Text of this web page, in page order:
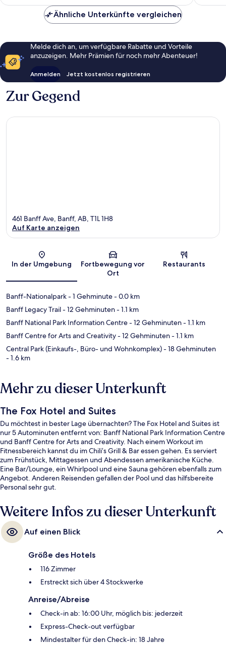
Ähnliche Unterkünfte vergleichen
Melde dich an, um verfügbare Rabatte und Vorteile
anzuzeigen. Mehr Prämien für noch mehr Abenteuer!
Anmelden Jetzt kostenlos registrieren
Zur Gegend
Karte
461 Banff Ave, Banff, AB, T1L 1H8
Auf Karte anzeigen
In der Umgebung
Fortbewegung vor
Ort
Restaurants
Banff-Nationalpark- 1 Gehminute- 0.0 km
Banff Legacy Trail- 12 Gehminuten- 1.1 km
Banff National Park Information Centre- 12 Gehminuten- 1.1 km
Banff Centre for Arts and Creativity- 12 Gehminuten- 1.1 km
Central Park (Einkaufs-, Büro- und Wohnkomplex)- 18 Gehminuten
- 1.6 km
Mehr zu dieser Unterkunft
The Fox Hotel and Suites
Du möchtest in bester Lage übernachten? The Fox Hotel and Suites ist
nur 5 Autominuten entfernt von: Banff National Park Information Centre
und Banff Centre for Arts and Creativity. Nach einem Workout im
Fitnessbereich kannst du im Chili’s Grill & Bar essen gehen. Es serviert
zum Frühstück, Mittagessen und Abendessen amerikanische Küche.
Eine Bar/Lounge, ein Whirlpool und eine Sauna gehören ebenfalls zum
Angebot. Anderen Reisenden gefallen der Pool und das hilfsbereite
Personal sehr gut.
Weitere Infos zu dieser Unterkunft
Auf einen Blick
Größe des Hotels
116 Zimmer
Erstreckt sich über 4 Stockwerke
Anreise/Abreise
Check-in ab: 16:00 Uhr, möglich bis: jederzeit
Express-Check-out verfügbar
Mindestalter für den Check-in: 18 Jahre